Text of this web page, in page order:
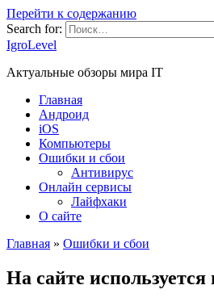
Перейти к содержанию
Search for:
IgroLevel
Актуальные обзоры мира IT
Главная
Андроид
iOS
Компьютеры
Ошибки и сбои
Антивирус
Онлайн сервисы
Лайфхаки
О сайте
Главная » Ошибки и сбои
На сайте